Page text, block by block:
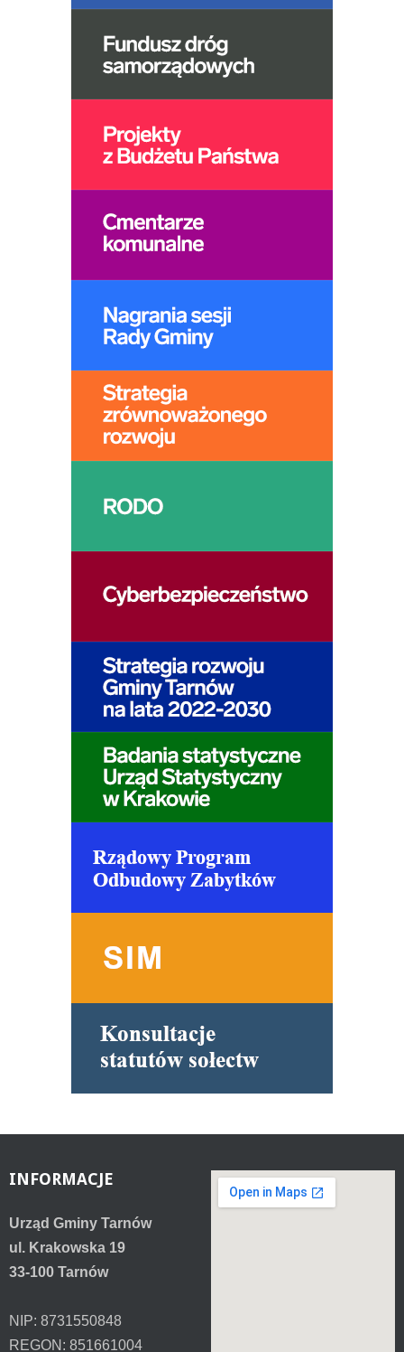
INFORMACJE
Urząd Gminy Tarnów
ul. Krakowska 19
33-100 Tarnów
NIP: 8731550848
REGON: 851661004